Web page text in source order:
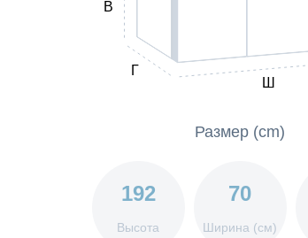
В
Г
Ш
Размер (cm)
192
Высота
70
Ширина (см)